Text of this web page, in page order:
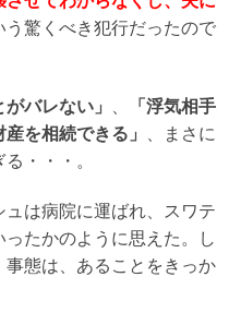
う驚くべき犯行だったので
バレない」
「浮気相手
産を相続できる」
、まさに
・・・。
は病院に運ばれ、スワテ
たかのように思えた。し
態は、あることをきっか